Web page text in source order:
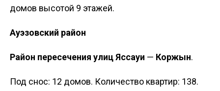
домов высотой 9 этажей.
Ауэзовский район
Район пересечения улиц Яссауи — Коржын.
Под снос: 12 домов. Количество квартир: 138.